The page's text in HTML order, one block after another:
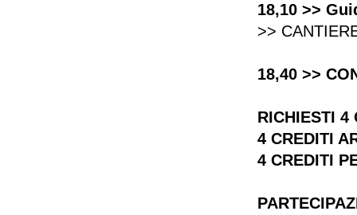
18,10 >>
>>
18,40 >>
RICHIESTI 4
4 CREDITI
4 CREDITI